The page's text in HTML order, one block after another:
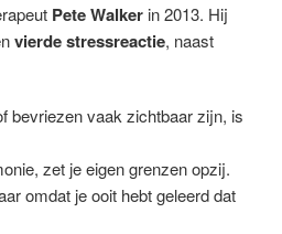
Pete Walker in 2013. Hij
vierde stressreactie, naast
bevriezen vaak zichtbaar zijn, is
zet je eigen grenzen opzij.
omdat je ooit hebt geleerd dat